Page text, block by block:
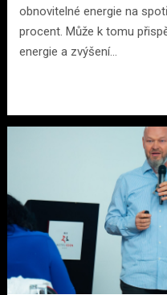
obnovitelné energie na
procent. Může k tomu
energie a zvýšení…